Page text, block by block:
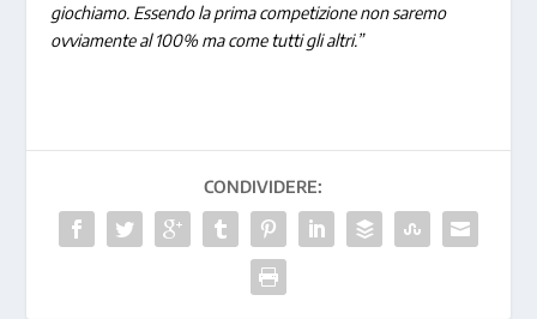
giochiamo. Essendo la prima competizione non saremo
ovviamente al 100% ma come tutti gli altri.”
CONDIVIDERE: